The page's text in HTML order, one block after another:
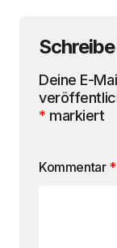
Deine E-
* markiert
Kommentar *